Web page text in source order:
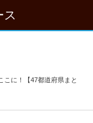
ス
こに！【47都道府県まと